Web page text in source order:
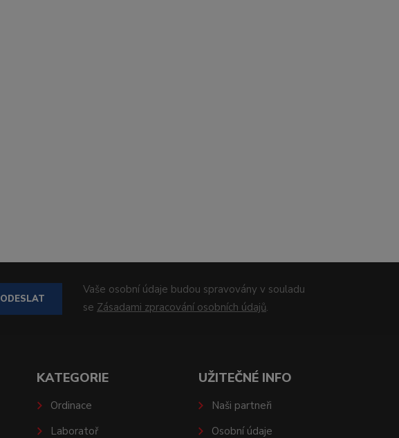
ODESLAT
Vaše osobní údaje budou spravovány v souladu
se Zásadami zpracování osobních údajů.
KATEGORIE
Ordinace
Laboratoř
UŽITEČNÉ INFO
Naši partneři
Osobní údaje